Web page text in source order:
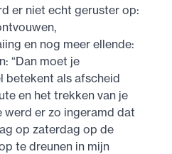
er niet echt geruster op:
en nog meer ellende:
“Dan moet je
betekent als afscheid
en het trekken van je
werd er zo ingeramd dat
op zaterdag op de
te dreunen in mijn